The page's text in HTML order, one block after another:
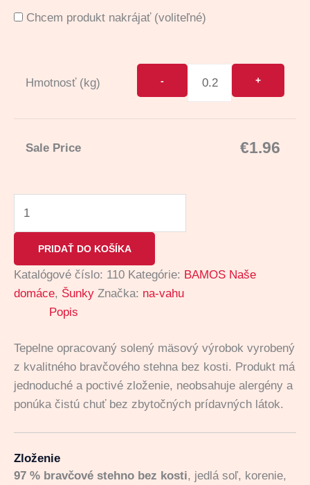
Chcem produkt nakrájať (voliteľné)
Hmotnosť (kg)
Sale Price €1.96
PRIDAŤ DO KOŠÍKA
Katalógové číslo: 110 Kategórie: BAMOS Naše
domáce, Šunky Značka: na-vahu
Popis
Tepelne opracovaný solený mäsový výrobok vyrobený
z kvalitného bravčového stehna bez kosti. Produkt má
jednoduché a poctivé zloženie, neobsahuje alergény a
ponúka čistú chuť bez zbytočných prídavných látok.
Zloženie
97 % bravčové stehno bez kosti, jedlá soľ, korenie,